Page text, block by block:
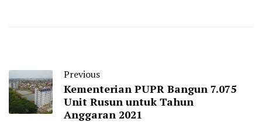
Previous
Kementerian PUPR Bangun 7.075
Unit Rusun untuk Tahun
Anggaran 2021